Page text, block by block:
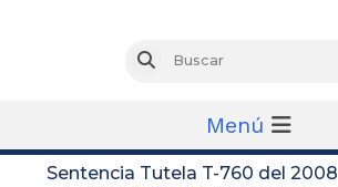
Buscar
Menú
Sentencia Tutela T-760 del 2008